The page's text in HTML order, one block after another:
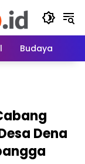
Budaya
Dena